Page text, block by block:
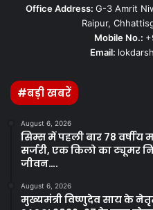
Office Address: G-3 Amrit
Raipur,
Mobile No.:
Email:
#बड़ी खबरें
August 6, 2026
सिम्स में पहली बार 78
सर्जरी, एक किलो का ट्यूमर
जीवन….
August 6, 2026
मुख्यमंत्री विष्णुदेव साय के